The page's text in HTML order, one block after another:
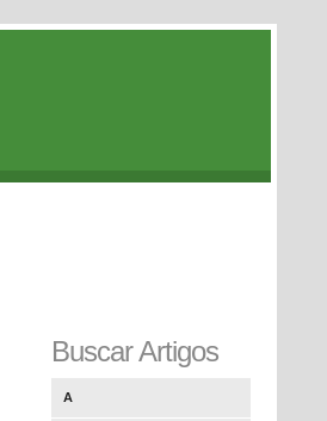
Buscar Artigos
A